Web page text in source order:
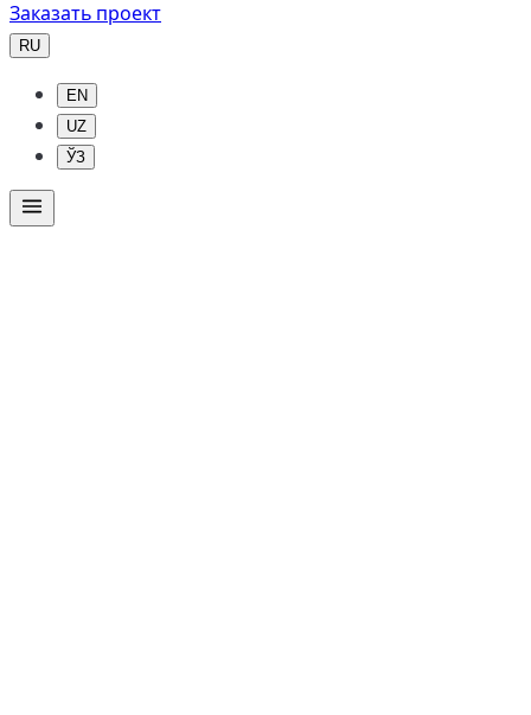
Заказать проект
RU
EN
UZ
ЎЗ